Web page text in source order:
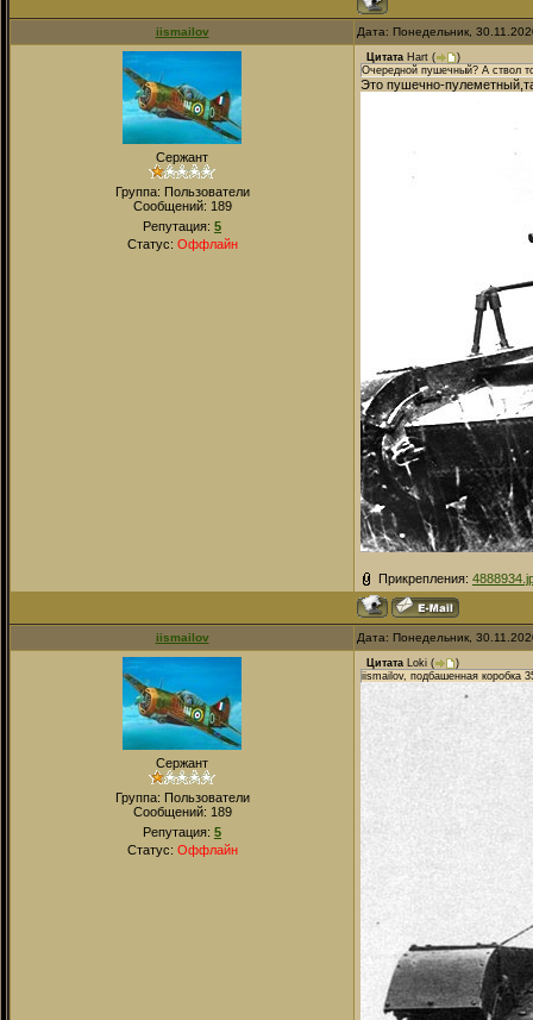
iismailov Дата: Понедельник,
Сержант
Группа: Пользователи
Сообщений: 189
Репутация: 5
Статус: Оффлайн
Цитата Hart (
)
Очередной пушечный? А ствол
Это пушечно-
Прикрепления:
iismailov Дата: Понедельник,
Сержант
Группа: Пользователи
Сообщений: 189
Репутация: 5
Статус: Оффлайн
Цитата Loki (
)
iismailov, подбашенная коробка